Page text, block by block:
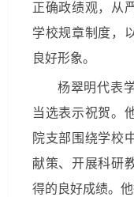
正确政绩观，从
学校规章制度，
良好形象。
杨翠明代表
当选表示祝贺。
院支部围绕学校
献策、开展科研
得的良好成绩。